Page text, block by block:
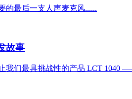
的最后一支人声麦克风......
故事
我们最具挑战性的产品 LCT 1040